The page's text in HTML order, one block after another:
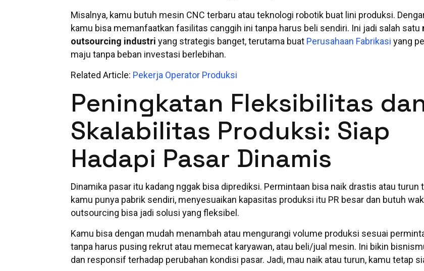
Misalnya, kamu butuh mesin CNC terbaru atau teknologi robotik buat lini produksi.
kamu bisa memanfaatkan fasilitas canggih ini tanpa harus beli sendiri. Ini jadi salah satu
outsourcing industri yang strategis banget, terutama buat Perusahaan Fabrikasi yang
maju tanpa beban investasi berlebihan.
Related Article: Pekerja Operator Produksi
Peningkatan Fleksibilitas
Skalabilitas Produksi: Siap
Hadapi Pasar Dinamis
Dinamika pasar itu kadang nggak bisa diprediksi. Permintaan bisa naik drastis atau turun
kamu punya pabrik sendiri, menyesuaikan kapasitas produksi itu PR besar dan butuh
outsourcing bisa jadi solusi yang fleksibel.
Kamu bisa dengan mudah menambah atau mengurangi volume produksi sesuai
tanpa harus pusing rekrut atau memecat karyawan, atau beli/jual mesin. Ini bikin
dan responsif terhadap perubahan kondisi pasar. Jadi, mau naik atau turun, kamu tetap